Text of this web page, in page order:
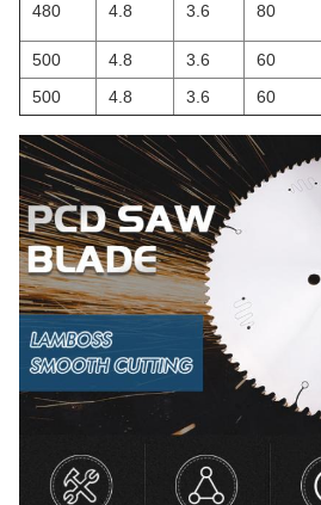
480 4.8 3.6 80
500
4.8 3.6 60
500
4.8 3.6 60